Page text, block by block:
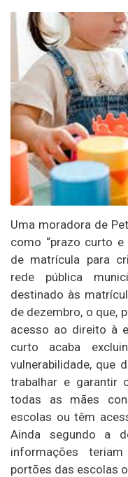
Uma moradora de
como “prazo curto
de matrícula para
rede pública
destinado às
de dezembro, o que,
acesso ao direito à
curto acaba
vulnerabilidade, que
trabalhar e garantir
todas as mães
escolas ou têm
Ainda segundo a
informações
portões das escolas